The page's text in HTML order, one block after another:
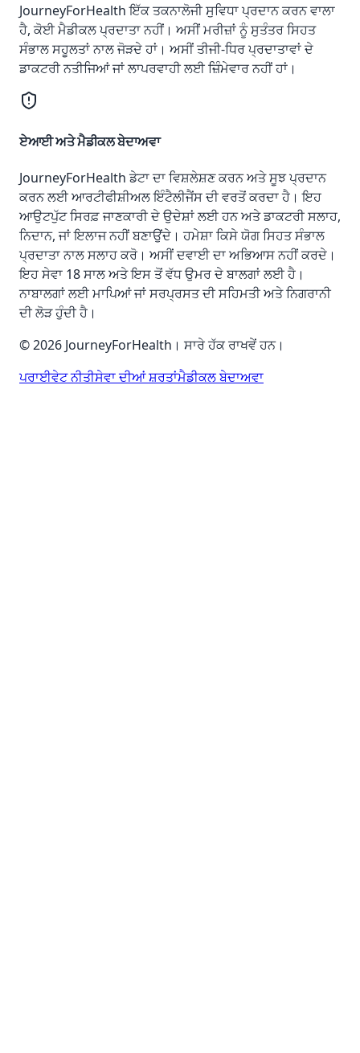
JourneyForHealth ਇੱਕ ਤਕਨਾਲੋਜੀ ਸੁਵਿਧਾ ਪ੍ਰਦਾਨ ਕਰਨ ਵਾਲਾ
ਹੈ, ਕੋਈ ਮੈਡੀਕਲ ਪ੍ਰਦਾਤਾ ਨਹੀਂ। ਅਸੀਂ ਮਰੀਜ਼ਾਂ ਨੂੰ ਸੁਤੰਤਰ ਸਿਹਤ
ਸੰਭਾਲ ਸਹੂਲਤਾਂ ਨਾਲ ਜੋੜਦੇ ਹਾਂ। ਅਸੀਂ ਤੀਜੀ-ਧਿਰ ਪ੍ਰਦਾਤਾਵਾਂ ਦੇ
ਡਾਕਟਰੀ ਨਤੀਜਿਆਂ ਜਾਂ ਲਾਪਰਵਾਹੀ ਲਈ ਜ਼ਿੰਮੇਵਾਰ ਨਹੀਂ ਹਾਂ।
ਏਆਈ ਅਤੇ ਮੈਡੀਕਲ ਬੇਦਾਅਵਾ
JourneyForHealth ਡੇਟਾ ਦਾ ਵਿਸ਼ਲੇਸ਼ਣ ਕਰਨ ਅਤੇ ਸੂਝ ਪ੍ਰਦਾਨ
ਕਰਨ ਲਈ ਆਰਟੀਫੀਸ਼ੀਅਲ ਇੰਟੈਲੀਜੈਂਸ ਦੀ ਵਰਤੋਂ ਕਰਦਾ ਹੈ। ਇਹ
ਆਉਟਪੁੱਟ ਸਿਰਫ਼ ਜਾਣਕਾਰੀ ਦੇ ਉਦੇਸ਼ਾਂ ਲਈ ਹਨ ਅਤੇ ਡਾਕਟਰੀ ਸਲਾਹ,
ਨਿਦਾਨ, ਜਾਂ ਇਲਾਜ ਨਹੀਂ ਬਣਾਉਂਦੇ। ਹਮੇਸ਼ਾ ਕਿਸੇ ਯੋਗ ਸਿਹਤ ਸੰਭਾਲ
ਪ੍ਰਦਾਤਾ ਨਾਲ ਸਲਾਹ ਕਰੋ। ਅਸੀਂ ਦਵਾਈ ਦਾ ਅਭਿਆਸ ਨਹੀਂ ਕਰਦੇ।
ਇਹ ਸੇਵਾ 18 ਸਾਲ ਅਤੇ ਇਸ ਤੋਂ ਵੱਧ ਉਮਰ ਦੇ ਬਾਲਗਾਂ ਲਈ ਹੈ।
ਨਾਬਾਲਗਾਂ ਲਈ ਮਾਪਿਆਂ ਜਾਂ ਸਰਪ੍ਰਸਤ ਦੀ ਸਹਿਮਤੀ ਅਤੇ ਨਿਗਰਾਨੀ
ਦੀ ਲੋੜ ਹੁੰਦੀ ਹੈ।
© 2026 JourneyForHealth। ਸਾਰੇ ਹੱਕ ਰਾਖਵੇਂ ਹਨ।
ਪਰਾਈਵੇਟ ਨੀਤੀਸੇਵਾ ਦੀਆਂ ਸ਼ਰਤਾਂਮੈਡੀਕਲ ਬੇਦਾਅਵਾ